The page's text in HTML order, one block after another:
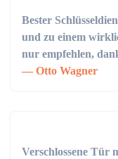
Bester
und zu einem
nur empfehlen,
Otto Wagner
Verschlossene Tür